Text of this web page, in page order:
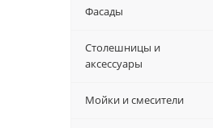
Фасады
Столешницы и
аксессуары
Мойки и смесители